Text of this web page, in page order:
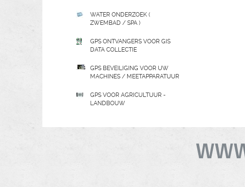
WATER ONDERZOEK (
ZWEMBAD / SPA )
GPS ONTVANGERS VOOR GIS
DATA COLLECTIE
GPS BEVEILIGING VOOR UW
MACHINES / MEETAPPARATUUR
GPS VOOR AGRICULTUUR -
LANDBOUW